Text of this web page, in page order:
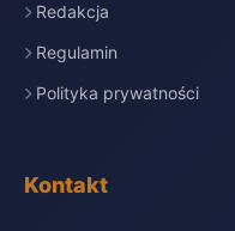
Redakcja
Regulamin
Polityka prywatności
Kontakt